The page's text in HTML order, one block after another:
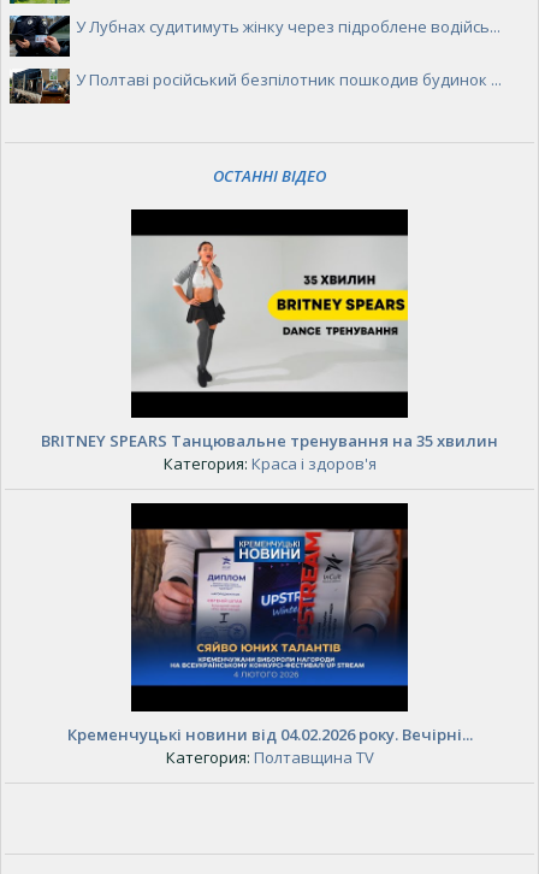
У Лубнах судитимуть жінку через підроблене водійсь...
У Полтаві російський безпілотник пошкодив будинок ...
ОСТАННІ ВІДЕО
BRITNEY SPEARS Танцювальне тренування на 35 хвилин
Категория: Краса і здоров'я
Кременчуцькі новини від 04.02.2026 року. Вечірні...
Категория: Полтавщина TV